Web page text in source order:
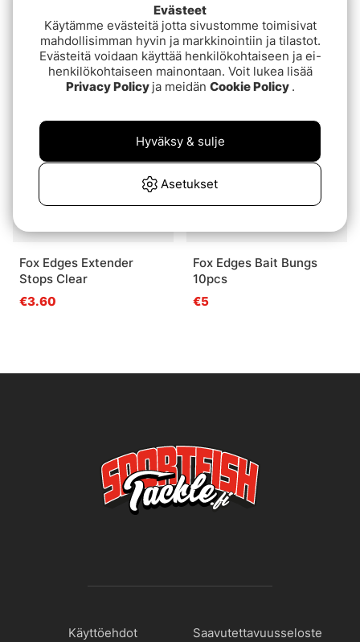
Korda Bait Stops
€5.10
Arvio:
4.5 5:sta
Starbaits Bait Stopper
€5.40
Fox Edges Extender
Stops Clear
€3.60
Fox Edges Bait Bungs
10pcs
€5
Käyttöehdot Saavutettavuusseloste
Evästeet
Käytämme evästeitä jotta sivustomme toimisivat
mahdollisimman hyvin ja markkinointiin ja tilastot.
Evästeitä voidaan käyttää henkilökohtaiseen ja ei-
henkilökohtaiseen mainontaan. Voit lukea lisää
Privacy Policy ja meidän Cookie Policy .
Asetukset
Hyväksy & sulje